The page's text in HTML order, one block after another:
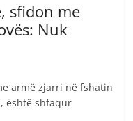
sfidon me
Nuk
armë zjarri në fshatin
është shfaqur